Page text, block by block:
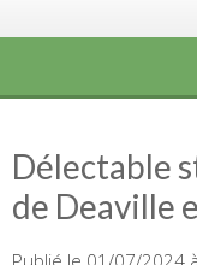
Délectable
de Deaville
Publié le 01/07/2024